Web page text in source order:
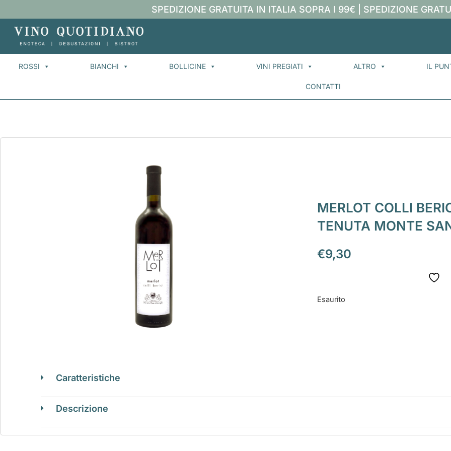
SPEDIZIONE GRATUITA IN ITALIA SOPRA I 99€ | SPEDIZIONE
ROSSI BIANCHI BOLLICINE VINI PREGIATI ALTRO IL
CONTATTI
MERLOT COLLI
TENUTA MONTE
€9,30
Esaurito
Caratteristiche
Descrizione